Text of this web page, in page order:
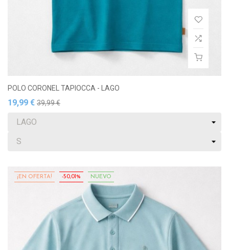
POLO CORONEL TAPIOCCA - LAGO
19,99 € 39,99 €
¡EN OFERTA! -50,01% NUEVO